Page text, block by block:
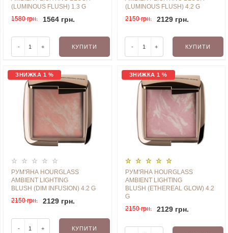
(LUMINOUS FLUSH) 1.3 G
1580 грн.
1564 грн.
- + КУПИТИ
(LUMINOUS FLUSH) 4.2 G
2150 грн.
2129 грн.
- + КУПИТИ
ЗНИЖКА 1 %
РУМ'ЯНА HOURGLASS
AMBIENT LIGHTING
BLUSH (DIM INFUSION) 4.2 G
2150 грн.
2129 грн.
- + КУПИТИ
ЗНИЖКА 1 %
РУМ'ЯНА HOURGLASS
AMBIENT LIGHTING
BLUSH (ETHEREAL GLOW) 4.2
G
2150 грн.
2129 грн.